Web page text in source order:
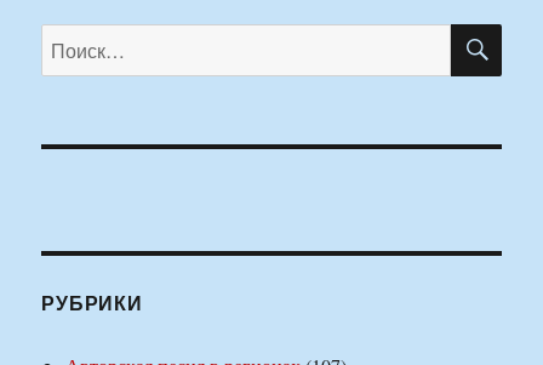
Искать:
РУБРИКИ